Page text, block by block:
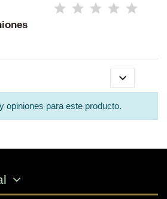

opiniones para este producto.